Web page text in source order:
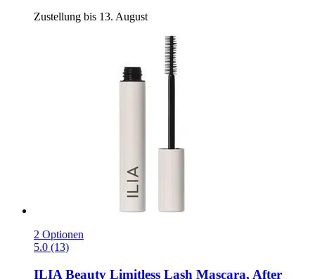
Zustellung bis 13. August
2 Optionen
5.0 (13)
ILIA Beauty Limitless Lash Mascara, After